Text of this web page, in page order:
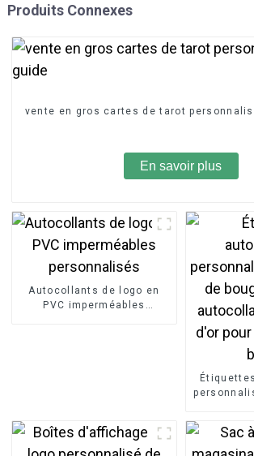
Produits Connexes
vente en gros cartes de tarot
En savoir plus
Autocollants de logo en
PVC imperméables
pour